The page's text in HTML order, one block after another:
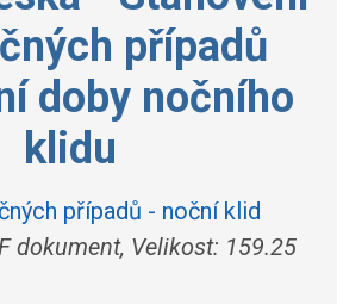
případů
doby nočního
klidu
případů - noční klid
dokument, Velikost: 159.25